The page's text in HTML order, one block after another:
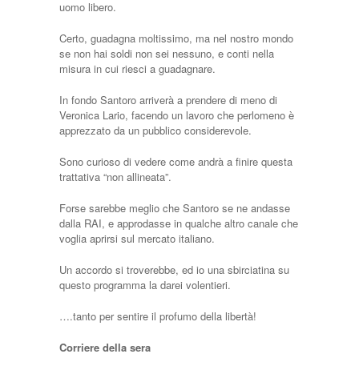
uomo libero.
Certo, guadagna moltissimo, ma nel nostro mondo
se non hai soldi non sei nessuno, e conti nella
misura in cui riesci a guadagnare.
In fondo Santoro arriverà a prendere di meno di
Veronica Lario, facendo un lavoro che perlomeno è
apprezzato da un pubblico considerevole.
Sono curioso di vedere come andrà a finire questa
trattativa “non allineata”.
Forse sarebbe meglio che Santoro se ne andasse
dalla RAI, e approdasse in qualche altro canale che
voglia aprirsi sul mercato italiano.
Un accordo si troverebbe, ed io una sbirciatina su
questo programma la darei volentieri.
….tanto per sentire il profumo della libertà!
Corriere della sera